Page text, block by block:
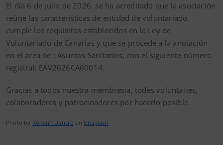
El día 6 de julio de 2026, se ha acreditado que la asociación
reúne las características de entidad de voluntariado,
cumple los requisitos establecidos en la Ley de
Voluntariado de Canarias y que se procede a la anotación
en el área de : Asuntos Sanitarios, con el siguiente número
registral: EAV2026CA00014.
Gracias a todos nuestra membresia, todes voluntaries,
colaboradores y patrocinadores por hacerlo posible.
Photo by Romain Dancre on Unsplash